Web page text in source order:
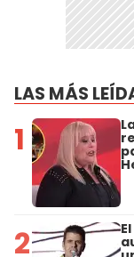
LAS MÁS
1
2